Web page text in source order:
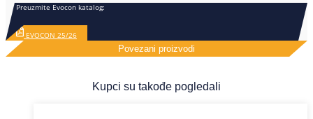
Preuzmite Evocon katalog:
EVOCON 25/26
Povezani proizvodi
Kupci su takođe pogledali